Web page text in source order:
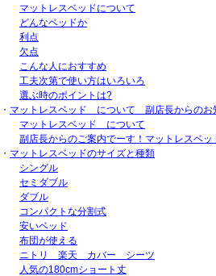
マットレスベッドについて
どんなベッドか
利点
欠点
こんな人におすすめ
工夫次第で使い方はいろいろ
選ぶ時のポイントは?
・ マットレスベッド について 副店長からのお
マットレスベッド について
副店長からのご案内でーす！マットレスベ
・ マットレスベッドのサイズと種類
シングル
セミダブル
ダブル
コンパクトな分割式
安いベッド
布団が使える
ニトリ 楽天 カバー シーツ
人気の180cmショート丈